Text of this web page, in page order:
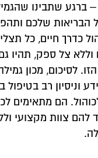
– ברגע שתבינו
הבריאות שלכם
כדרך חיים, כל
וללא צל ספק, תהיו
לסיכום, מכון
וניסיון רב בטיפול
הם מתאימים
להם צוות מקצועי